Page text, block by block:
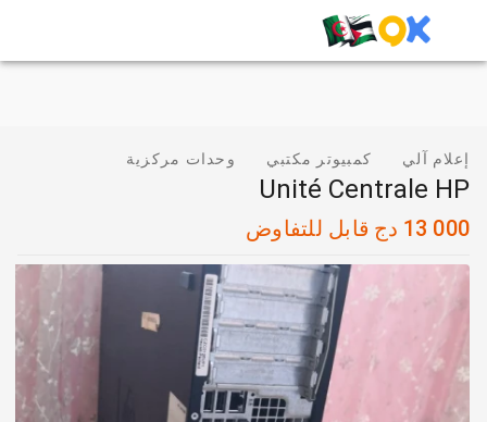
إعلام آلي كمبيوتر مكتبي وحدات مركزية
Unité Centrale HP
13 000 دج قابل للتفاوض